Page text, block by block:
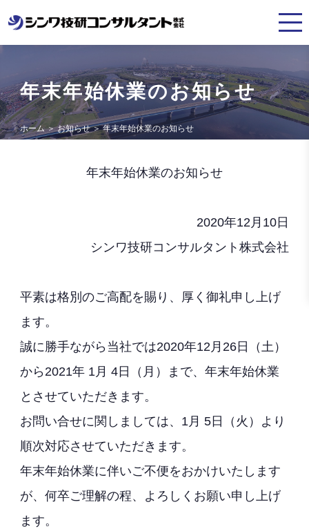
年末年始休業のお知らせ
ホーム＞お知らせ＞年末年始休業のお知らせ
年末年始休業のお知らせ
2020年12月10日
シンワ技研コンサルタント株式会社
平素は格別のご高配を賜り、厚く御礼申し上げ
ます。
誠に勝手ながら当社では2020年12月26日（土）
から2021年 1月 4日（月）まで、年末年始休業
とさせていただきます。
お問い合せに関しましては、1月 5日（火）より
順次対応させていただきます。
年末年始休業に伴いご不便をおかけいたします
が、何卒ご理解の程、よろしくお願い申し上げ
ます。